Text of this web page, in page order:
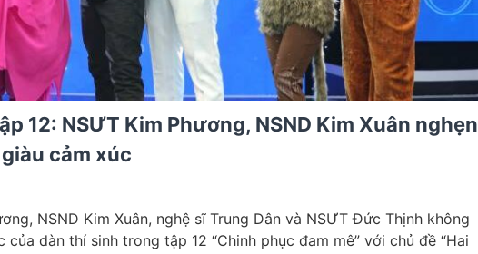
12: NSƯT Kim Phương, NSND Kim Xuân nghẹn
cảm xúc
NSND Kim Xuân, nghệ sĩ Trung Dân và NSƯT Đức Thịnh không
dàn thí sinh trong tập 12 “Chinh phục đam mê” với chủ đề “Hai